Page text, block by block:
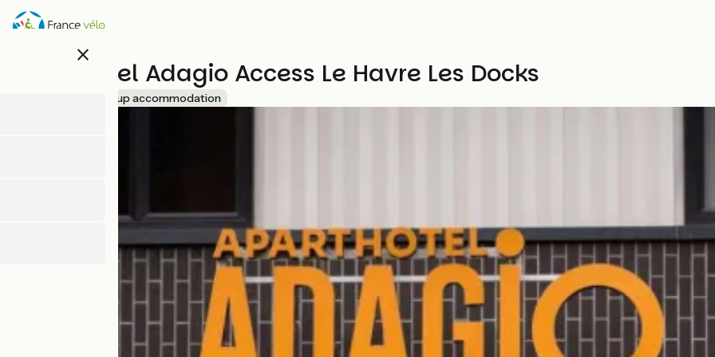
Direkt
zum
close
Aparthotel Adagio Access Le Havre Les Docks
Group accommodation